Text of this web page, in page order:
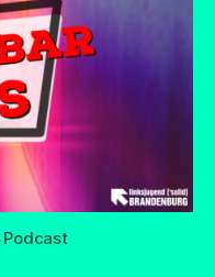
Podcast